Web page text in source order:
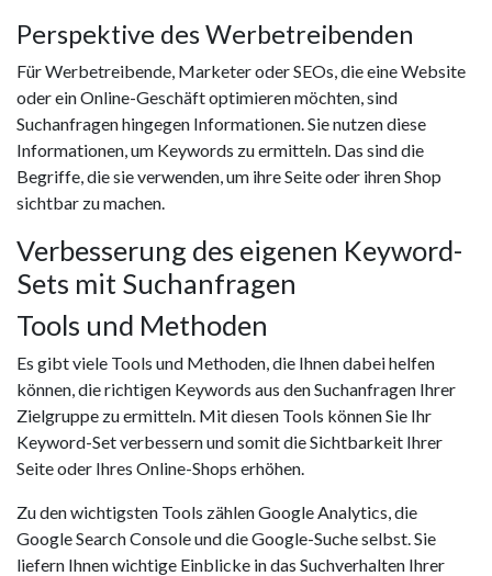
Perspektive des Werbetreibenden
Für Werbetreibende, Marketer oder SEOs, die eine Website
oder ein Online-Geschäft optimieren möchten, sind
Suchanfragen hingegen Informationen. Sie nutzen diese
Informationen, um Keywords zu ermitteln. Das sind die
Begriffe, die sie verwenden, um ihre Seite oder ihren Shop
sichtbar zu machen.
Verbesserung des eigenen Keyword-
Sets mit Suchanfragen
Tools und Methoden
Es gibt viele Tools und Methoden, die Ihnen dabei helfen
können, die richtigen Keywords aus den Suchanfragen Ihrer
Zielgruppe zu ermitteln. Mit diesen Tools können Sie Ihr
Keyword-Set verbessern und somit die Sichtbarkeit Ihrer
Seite oder Ihres Online-Shops erhöhen.
Zu den wichtigsten Tools zählen Google Analytics, die
Google Search Console und die Google-Suche selbst. Sie
liefern Ihnen wichtige Einblicke in das Suchverhalten Ihrer